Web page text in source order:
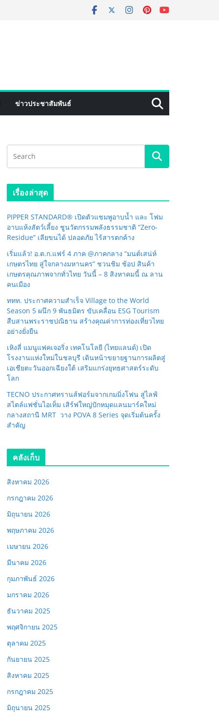
ข่าวประชาสัมพันธ์
เรื่องล่าสุด
PIPPER STANDARD® เปิดตัวแชมพูอาบน้ำ และ โฟม
อาบแห้งสัตว์เลี้ยง ชูนวัตกรรมพลังธรรมชาติ “Zero-
Residue” เลียขนได้ ปลอดภัย ไร้สารตกค้าง
เริ่มแล้ว! อ.ต.ก.แฟร์ 4 ภาค @ภาคกลาง “มนต์เสน่ห์
เกษตรไทย สู่ใจกลางมหานคร” ชวนชิม ช้อป สินค้า
เกษตรคุณภาพจากทั่วไทย วันนี้ – 8 สิงหาคมนี้ ณ ลาน
คนเมือง
ททท. ประกาศความสำเร็จ Village to the World
Season 5 ผนึก 9 พันธมิตร ขับเคลื่อน ESG Tourism
สืบสานพระราชปณิธาน สร้างคุณค่าการท่องเที่ยวไทย
อย่างยั่งยืน
เหิงลี่ แมนูแฟคเจอริ่ง เทคโนโลยี (ไทยแลนด์) เปิด
โรงงานแห่งใหม่ในชลบุรี เดินหน้าขยายฐานการผลิตสู่
เอเชียตะวันออกเฉียงใต้ เสริมแกร่งยุทธศาสตร์ระดับ
โลก
TECNO ประกาศทรานส์ฟอร์มจากเกมมิ่งโฟน สู่ไลฟ์
สไตล์แฟชั่นไอเท็ม เสิร์ฟใหญ่ปักหมุดแลนมาร์คใหม่
กลางสถานี MRT วาง POVA 8 Series จุดเริ่มต้นครั้ง
สำคัญ
คลังเก็บ
สิงหาคม 2026
กรกฎาคม 2026
มิถุนายน 2026
พฤษภาคม 2026
เมษายน 2026
มีนาคม 2026
กุมภาพันธ์ 2026
มกราคม 2026
ธันวาคม 2025
พฤศจิกายน 2025
ตุลาคม 2025
กันยายน 2025
สิงหาคม 2025
กรกฎาคม 2025
มิถุนายน 2025